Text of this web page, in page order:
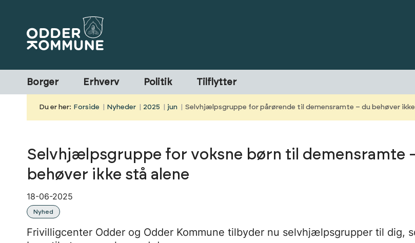
Borger Erhverv Politik Tilflytter
Du er her: Forside Nyheder 2025 jun Selvhjælpsgruppe for pårørende til demensramte – du behøver
Selvhjælpsgruppe for voksne børn til demensramte
behøver ikke stå alene
18-06-2025
Nyhed
Frivilligcenter Odder og Odder Kommune tilbyder nu selvhjælpsgrupper til dig,